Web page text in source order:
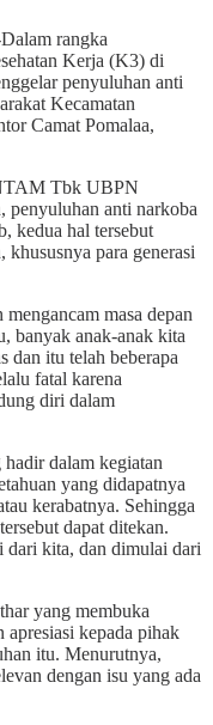
rangka
Kerja (K3) di
penyuluhan anti
Kecamatan
Camat Pomalaa,
Tbk UBPN
anti narkoba
kedua hal tersebut
khususnya para generasi
masa depan
banyak anak-anak kita
dan itu telah beberapa
fatal karena
diri dalam
dalam kegiatan
yang didapatnya
kerabatnya. Sehingga
dapat ditekan.
dari kita, dan dimulai dari
yang membuka
apresiasi kepada pihak
itu. Menurutnya,
dengan isu yang ada